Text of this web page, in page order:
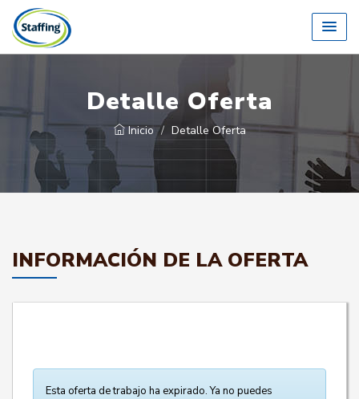
Detalle Oferta
Inicio Detalle Oferta
INFORMACIÓN DE LA OFERTA
Esta oferta de trabajo ha expirado. Ya no puedes